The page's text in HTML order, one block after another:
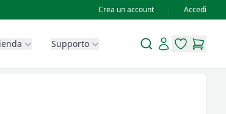
Crea un account Accedi
Supporto SearchAccount
items in
items